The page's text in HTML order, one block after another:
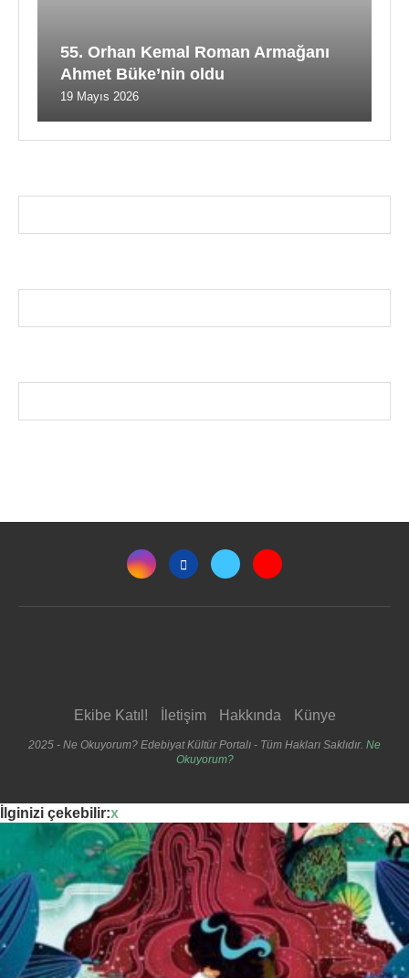
55. Orhan Kemal Roman Armağanı
Ahmet Büke’nin oldu
19 Mayıs 2026
Ekibe Katıl! İletişim Hakkında Künye
2025 - Ne Okuyorum? Edebiyat Kültür Portalı - Tüm Hakları Saklıdır. Ne
Okuyorum?
İlginizi çekebilir:x